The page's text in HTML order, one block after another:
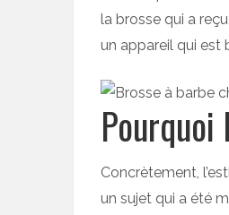
la brosse qui a
un appareil qui est
Concrètement,
un sujet qui a été